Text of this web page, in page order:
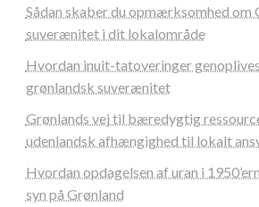
Sådan skaber du opmærksomhed om
suverænitet i dit lokalområde
Hvordan inuit-tatoveringer
grønlandsk suverænitet
Grønlands vej til bæredygtig
udenlandsk afhængighed til lokalt
Hvordan opdagelsen af uran i
syn på Grønland